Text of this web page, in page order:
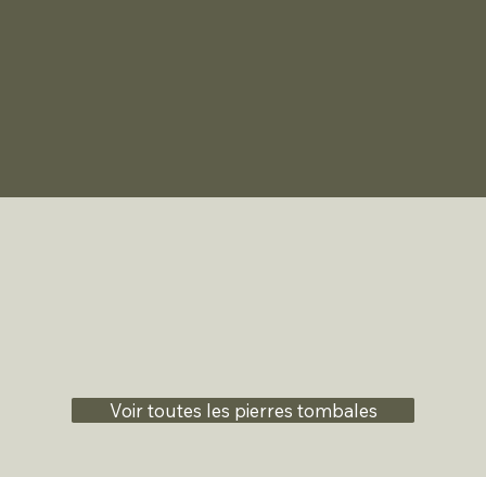
Voir toutes les pierres tombales